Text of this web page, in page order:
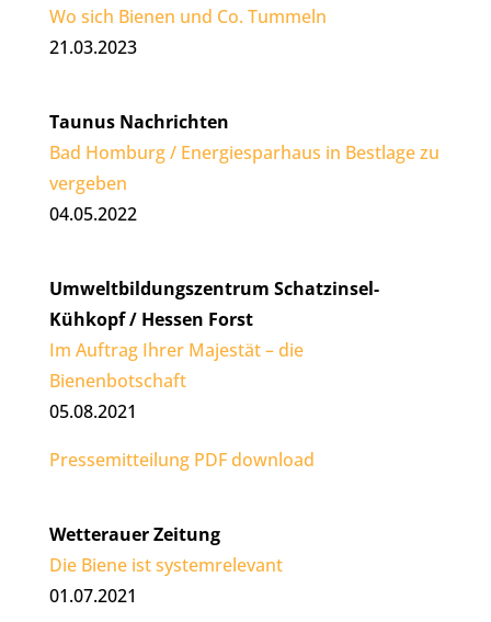
Wo sich Bienen und Co. Tummeln
21.03.2023
Taunus Nachrichten
Bad Homburg / Energiesparhaus in Bestlage zu
vergeben
04.05.2022
Umweltbildungszentrum Schatzinsel-
Kühkopf / Hessen Forst
Im Auftrag Ihrer Majestät – die
Bienenbotschaft
05.08.2021
Pressemitteilung PDF download
Wetterauer Zeitung
Die Biene ist systemrelevant
01.07.2021